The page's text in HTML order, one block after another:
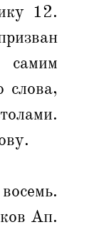
12.
самим
слова,
Ап.